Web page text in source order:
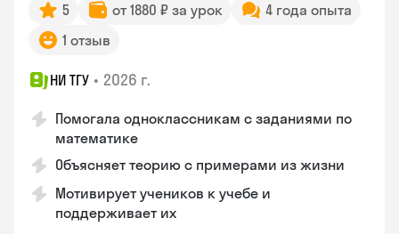
5 от 1880 ₽ за урок
4 года опыта
1 отзыв
НИ ТГУ • 2026 г.
Помогала одноклассникам с заданиями по
математике
Объясняет теорию с примерами из жизни
Мотивирует учеников к учебе и
поддерживает их